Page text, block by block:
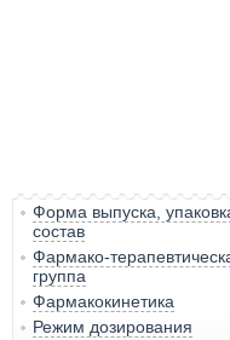
Форма выпуска,
состав
Фармако-
группа
Фармакокинетика
Режим дозирования